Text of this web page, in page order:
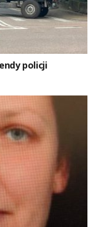
policji